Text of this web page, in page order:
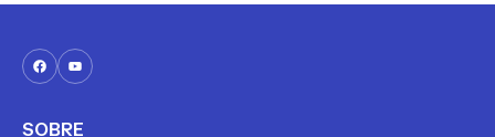
a prática da corrida é fonte de
não seja de todo inútil chegar a
essa convicção para poder
céticos…
a prática da corrida é
SOBRE